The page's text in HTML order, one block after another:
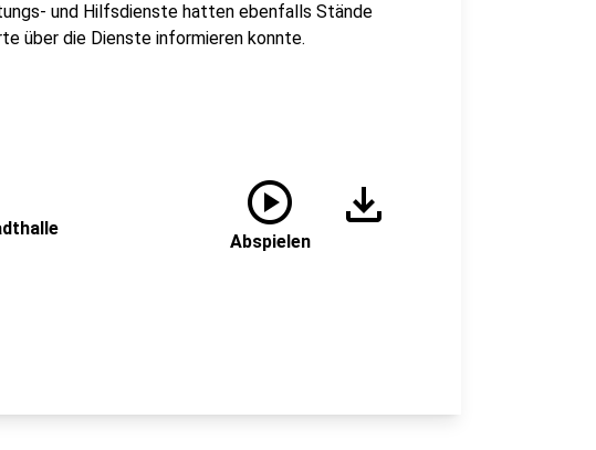
und Hilfsdienste hatten ebenfalls Stände
über die Dienste informieren konnte.
play_circle
Abspielen
download